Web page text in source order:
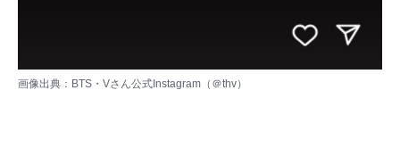
画像出典： BTS・Vさん公式Instagram（＠thv）